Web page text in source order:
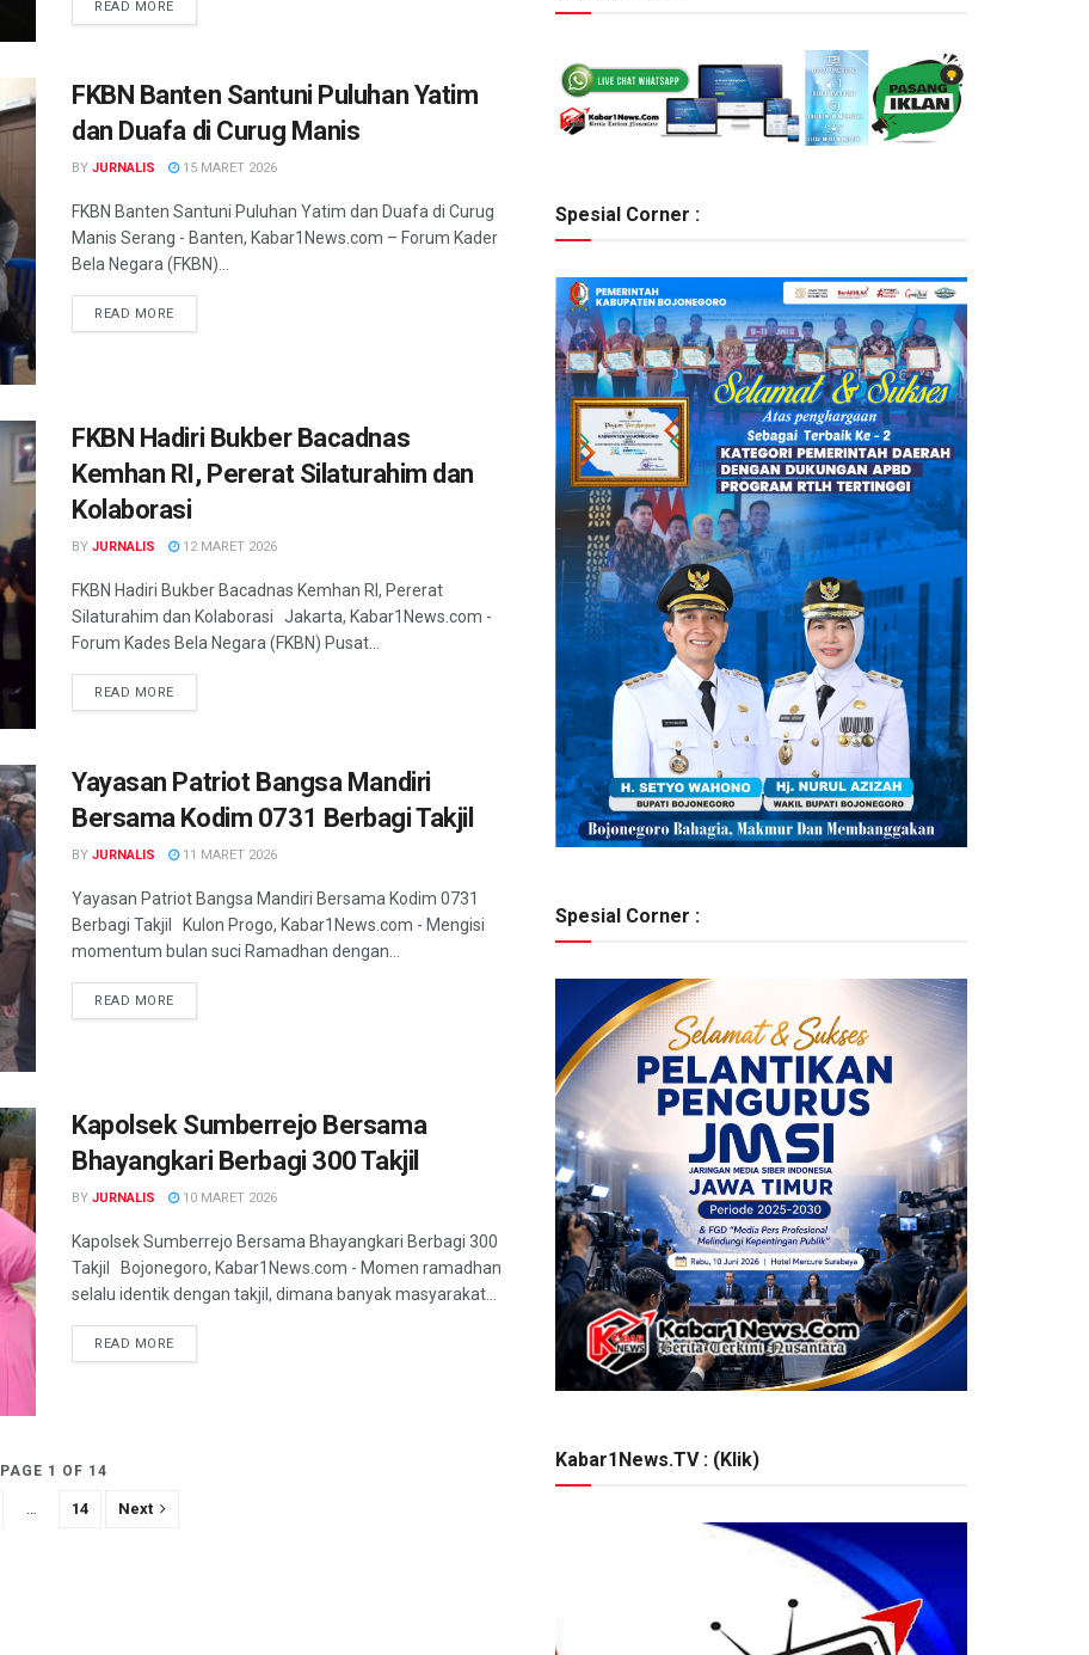
READ MORE
FKBN Banten Santuni Puluhan Yatim
dan Duafa di Curug Manis
BY JURNALIS 15 MARET 2026
FKBN Banten Santuni Puluhan Yatim dan Duafa di Curug
Manis Serang - Banten, Kabar1News.com – Forum Kader
Bela Negara (FKBN)...
READ MORE
FKBN Hadiri Bukber Bacadnas
Kemhan RI, Pererat Silaturahim dan
Kolaborasi
BY JURNALIS 12 MARET 2026
FKBN Hadiri Bukber Bacadnas Kemhan RI, Pererat
Silaturahim dan Kolaborasi Jakarta, Kabar1News.com -
Forum Kades Bela Negara (FKBN) Pusat...
READ MORE
Yayasan Patriot Bangsa Mandiri
Bersama Kodim 0731 Berbagi Takjil
BY JURNALIS 11 MARET 2026
Yayasan Patriot Bangsa Mandiri Bersama Kodim 0731
Berbagi Takjil Kulon Progo, Kabar1News.com - Mengisi
momentum bulan suci Ramadhan dengan...
READ MORE
Kapolsek Sumberrejo Bersama
Bhayangkari Berbagi 300 Takjil
BY JURNALIS 10 MARET 2026
Kapolsek Sumberrejo Bersama Bhayangkari Berbagi 300
Takjil Bojonegoro, Kabar1News.com - Momen ramadhan
selalu identik dengan takjil, dimana banyak masyarakat...
READ MORE
PAGE 1 OF 14
14 Next
Spesial Corner :
Spesial Corner :
Kabar1News.TV : (Klik)